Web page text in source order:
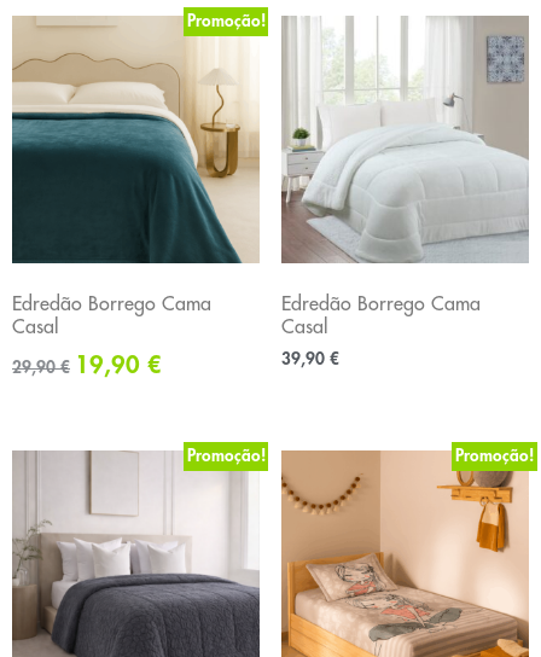
Promoção!
Edredão Borrego Cama
Casal
29,90€ 19,90 €
Edredão Borrego Cama
Casal
39,90 €
Promoção! Promoção!